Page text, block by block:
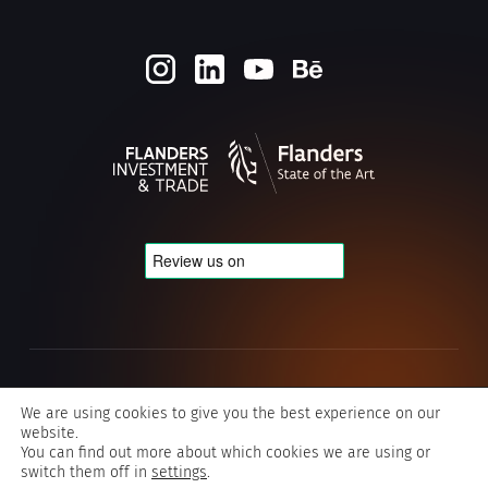
Algemene voorwaarden Typografics
We are using cookies to give you the best experience on our
website.
You can find out more about which cookies we are using or
switch them off in settings.